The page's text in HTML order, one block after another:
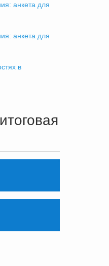
анкета для
анкета для
в